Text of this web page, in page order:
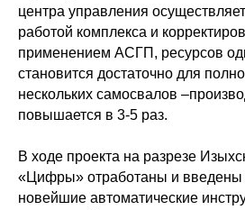
центра управления
работой комплекса и
применением АСГП, ресурсов
становится достаточно для
нескольких самосвалов
повышается в 3-5 раз.
В ходе проекта на разрезе
«Цифры» отработаны и введены
новейшие автоматические